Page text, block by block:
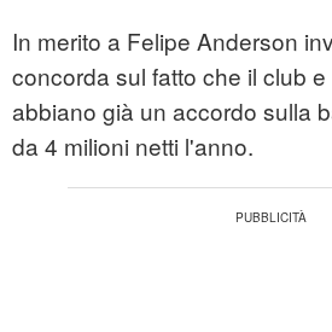
In merito a Felipe Anderson
concorda sul fatto che il club
abbiano già un accordo sulla
da 4 milioni netti l'anno.